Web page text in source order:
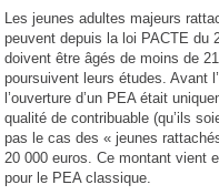
Les jeunes adultes majeurs
peuvent depuis la loi PACTE du
doivent être âgés de moins de
poursuivent leurs études. Avant
l’ouverture d’un PEA était
qualité de contribuable (qu’ils
pas le cas des « jeunes
20 000 euros. Ce montant vient
pour le PEA classique.